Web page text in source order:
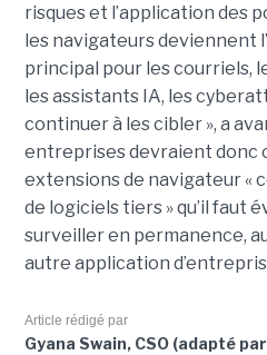
risques et l’application des
les navigateurs deviennent
principal pour les courriels,
les assistants IA, les
continuer à les cibler », a
entreprises devraient donc
extensions de navigateur «
de logiciels tiers » qu’il faut
surveiller en permanence,
autre application
Article rédigé par
Gyana Swain, CSO (adapté